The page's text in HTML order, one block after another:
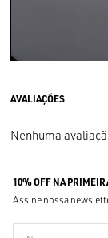
Nenhuma
10% OFF NA
Assine nossa